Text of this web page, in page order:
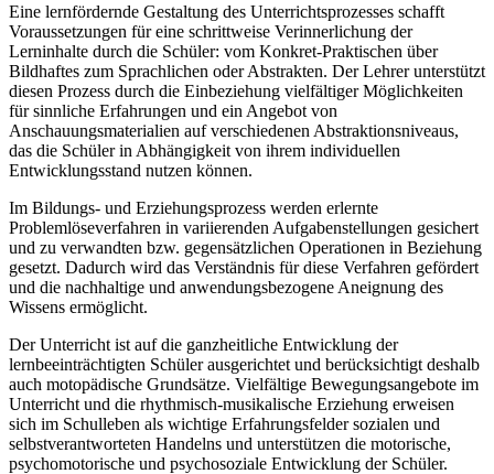
Eine lernfördernde Gestaltung des Unterrichtsprozesses schafft
Voraussetzungen für eine schrittweise Verinnerlichung der
Lerninhalte durch die Schüler: vom Konkret-Praktischen über
Bildhaftes zum Sprachlichen oder Abstrakten. Der Lehrer unterstützt
diesen Prozess durch die Einbeziehung vielfältiger Möglichkeiten
für sinnliche Erfahrungen und ein Angebot von
Anschauungsmaterialien auf verschiedenen Abstraktionsniveaus,
das die Schüler in Abhängigkeit von ihrem individuellen
Entwicklungsstand nutzen können.
Im Bildungs- und Erziehungsprozess werden erlernte
Problemlöseverfahren in variierenden Aufgabenstellungen gesichert
und zu verwandten bzw. gegensätzlichen Operationen in Beziehung
gesetzt. Dadurch wird das Verständnis für diese Verfahren gefördert
und die nachhaltige und anwendungsbezogene Aneignung des
Wissens ermöglicht.
Der Unterricht ist auf die ganzheitliche Entwicklung der
lernbeeinträchtigten Schüler ausgerichtet und berücksichtigt deshalb
auch motopädische Grundsätze. Vielfältige Bewegungsangebote im
Unterricht und die rhythmisch-musikalische Erziehung erweisen
sich im Schulleben als wichtige Erfahrungsfelder sozialen und
selbstverantworteten Handelns und unterstützen die motorische,
psychomotorische und psychosoziale Entwicklung der Schüler.